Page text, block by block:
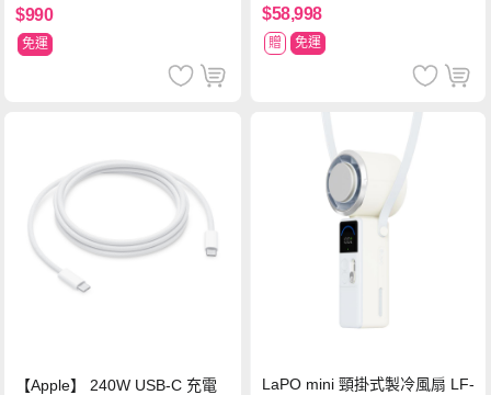
$990
免運
$58,998
贈 免運
【Apple】 240W USB-C 充電
LaPO mini 頸掛式製冷風扇 LF-